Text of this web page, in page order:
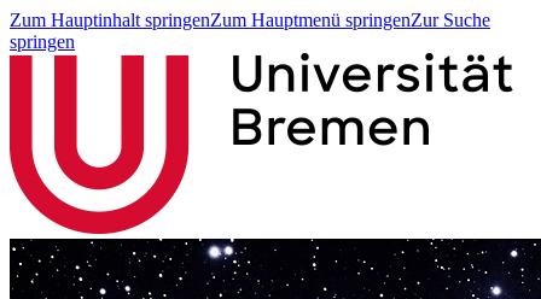
Zum Hauptinhalt springenZum Hauptmenü springenZur Suche
springen